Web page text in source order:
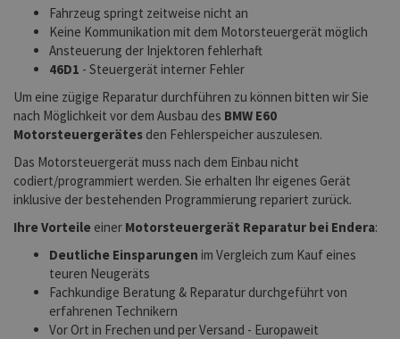
Fahrzeug springt zeitweise nicht an
Keine Kommunikation mit dem Motorsteuergerät möglich
Ansteuerung der Injektoren fehlerhaft
46D1 - Steuergerät interner Fehler
Um eine zügige Reparatur durchführen zu können bitten wir Sie
nach Möglichkeit vor dem Ausbau des BMW E60
Motorsteuergerätes den Fehlerspeicher auszulesen.
Das Motorsteuergerät muss nach dem Einbau nicht
codiert/programmiert werden. Sie erhalten Ihr eigenes Gerät
inklusive der bestehenden Programmierung repariert zurück.
Ihre Vorteile einer Motorsteuergerät Reparatur bei Endera:
Deutliche Einsparungen im Vergleich zum Kauf eines
teuren Neugeräts
Fachkundige Beratung & Reparatur durchgeführt von
erfahrenen Technikern
Vor Ort in Frechen und per Versand - Europaweit